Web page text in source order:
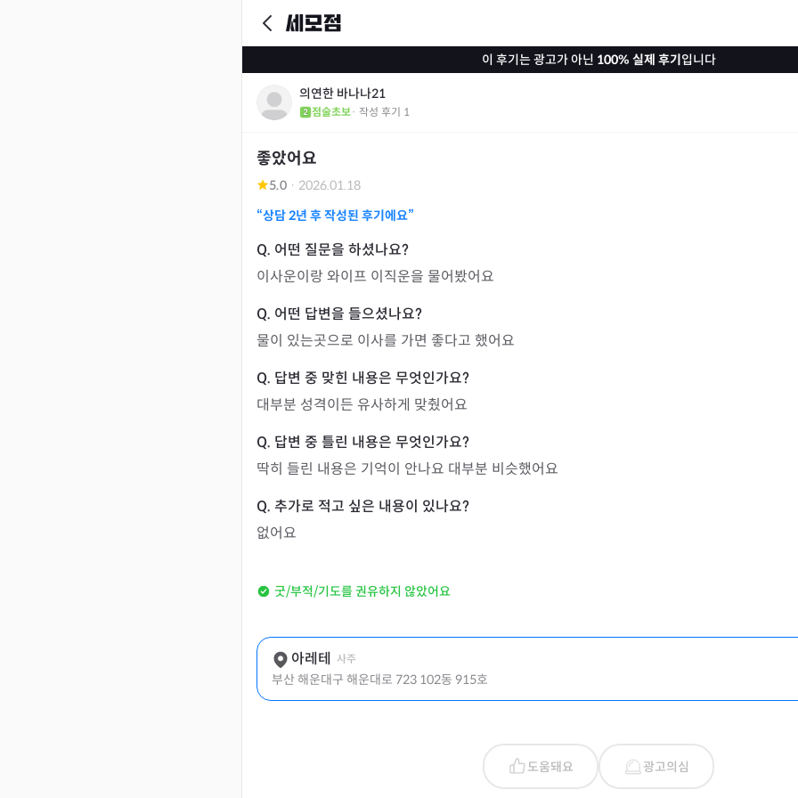
이 후기는 광고가 아닌 100% 실제 후기입니다
의연한 바나나21
점술초보· 작성 후기 1
좋았어요
5.0 · 2026.01.18
“상담2년 후 작성된 후기에요”
이사운이랑 와이프 이직운을 물어봤어요
물이 있는곳으로 이사를 가면 좋다고 했어요
대부분 성격이든 유사하게 맞췄어요
딱히 들린 내용은 기억이 안나요 대부분 비슷했어요
없어요
굿/부적/기도를 권유하지 않았어요
아레테 사주
부산 해운대구 해운대로 723 102동 915호
도움돼요 광고의심